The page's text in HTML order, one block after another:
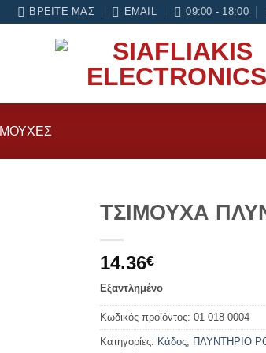
6 μήνες εγγύηση σε κάθε εργασία Service
ΒΡΕΊΤΕ ΜΑΣ EMAIL 09:00 - 18:00
ΤΣΙΜΟΥΧΑ
14.36€
Εξαντλημένο
Κωδικός προϊόντος: 01-018-0004
Κατηγορίες: Κάδος ΠΛΥΝΤΗΡΙΟ